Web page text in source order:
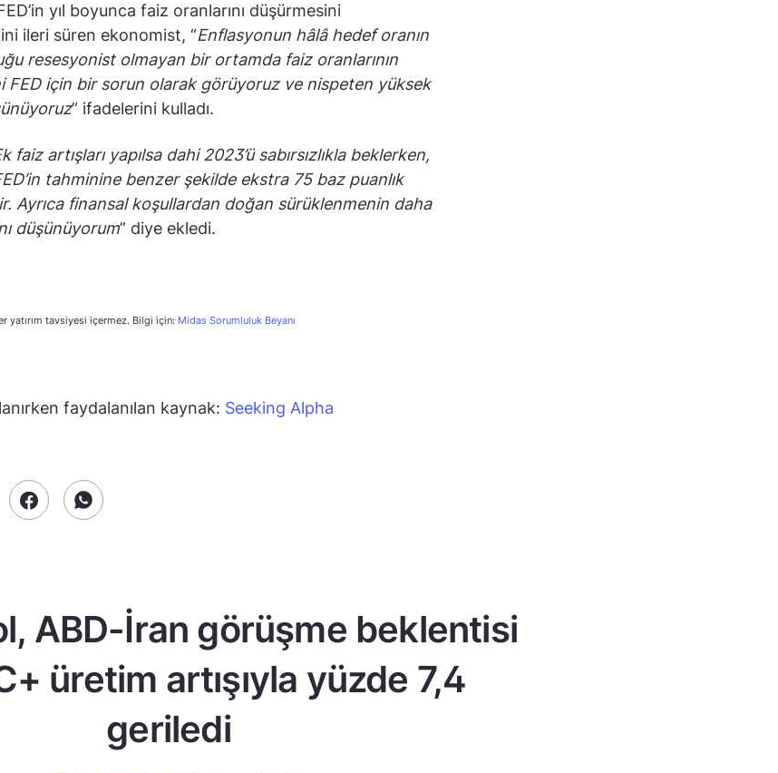
yıl boyunca faiz oranlarını düşürmesini
ileri süren ekonomist, “Enflasyonun hâlâ hedef oranın
resesyonist olmayan bir ortamda faiz oranlarının
FED için bir sorun olarak görüyoruz ve nispeten yüksek
” ifadelerini kulladı.
faiz artışları yapılsa dahi 2023’ü sabırsızlıkla beklerken,
tahminine benzer şekilde ekstra 75 baz puanlık
Ayrıca finansal koşullardan doğan sürüklenmenin daha
düşünüyorum” diye ekledi.
yatırım tavsiyesi içermez. Bilgi için: Midas Sorumluluk Beyanı
faydalanılan kaynak: Seeking Alpha
ABD-İran görüşme beklentisi
üretim artışıyla yüzde 7,4
geriledi